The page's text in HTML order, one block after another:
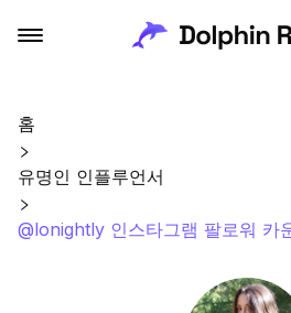
홈
유명인 인플루언서
@lonightly 인스타그램 팔로워 카